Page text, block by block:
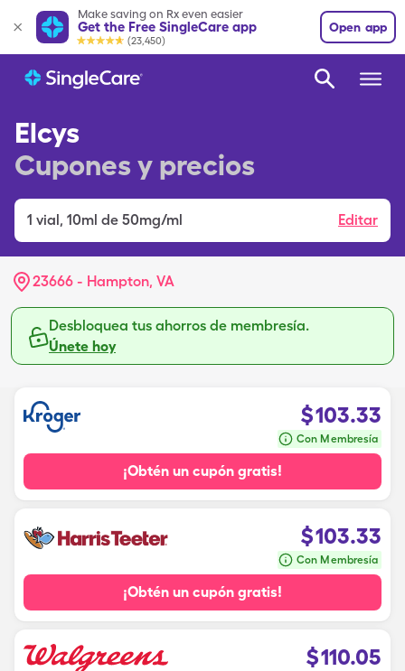
Make saving on Rx even easier
Get the Free SingleCare app
(23,450)
Open app
Elcys
Cupones y precios
1 vial, 10ml de 50mg/ml Editar
23666 - Hampton, VA
Desbloquea tus ahorros de membresía.
Únete hoy
$103.33
Con Membresía
¡Obtén un cupón gratis!
$103.33
Con Membresía
¡Obtén un cupón gratis!
$110.05